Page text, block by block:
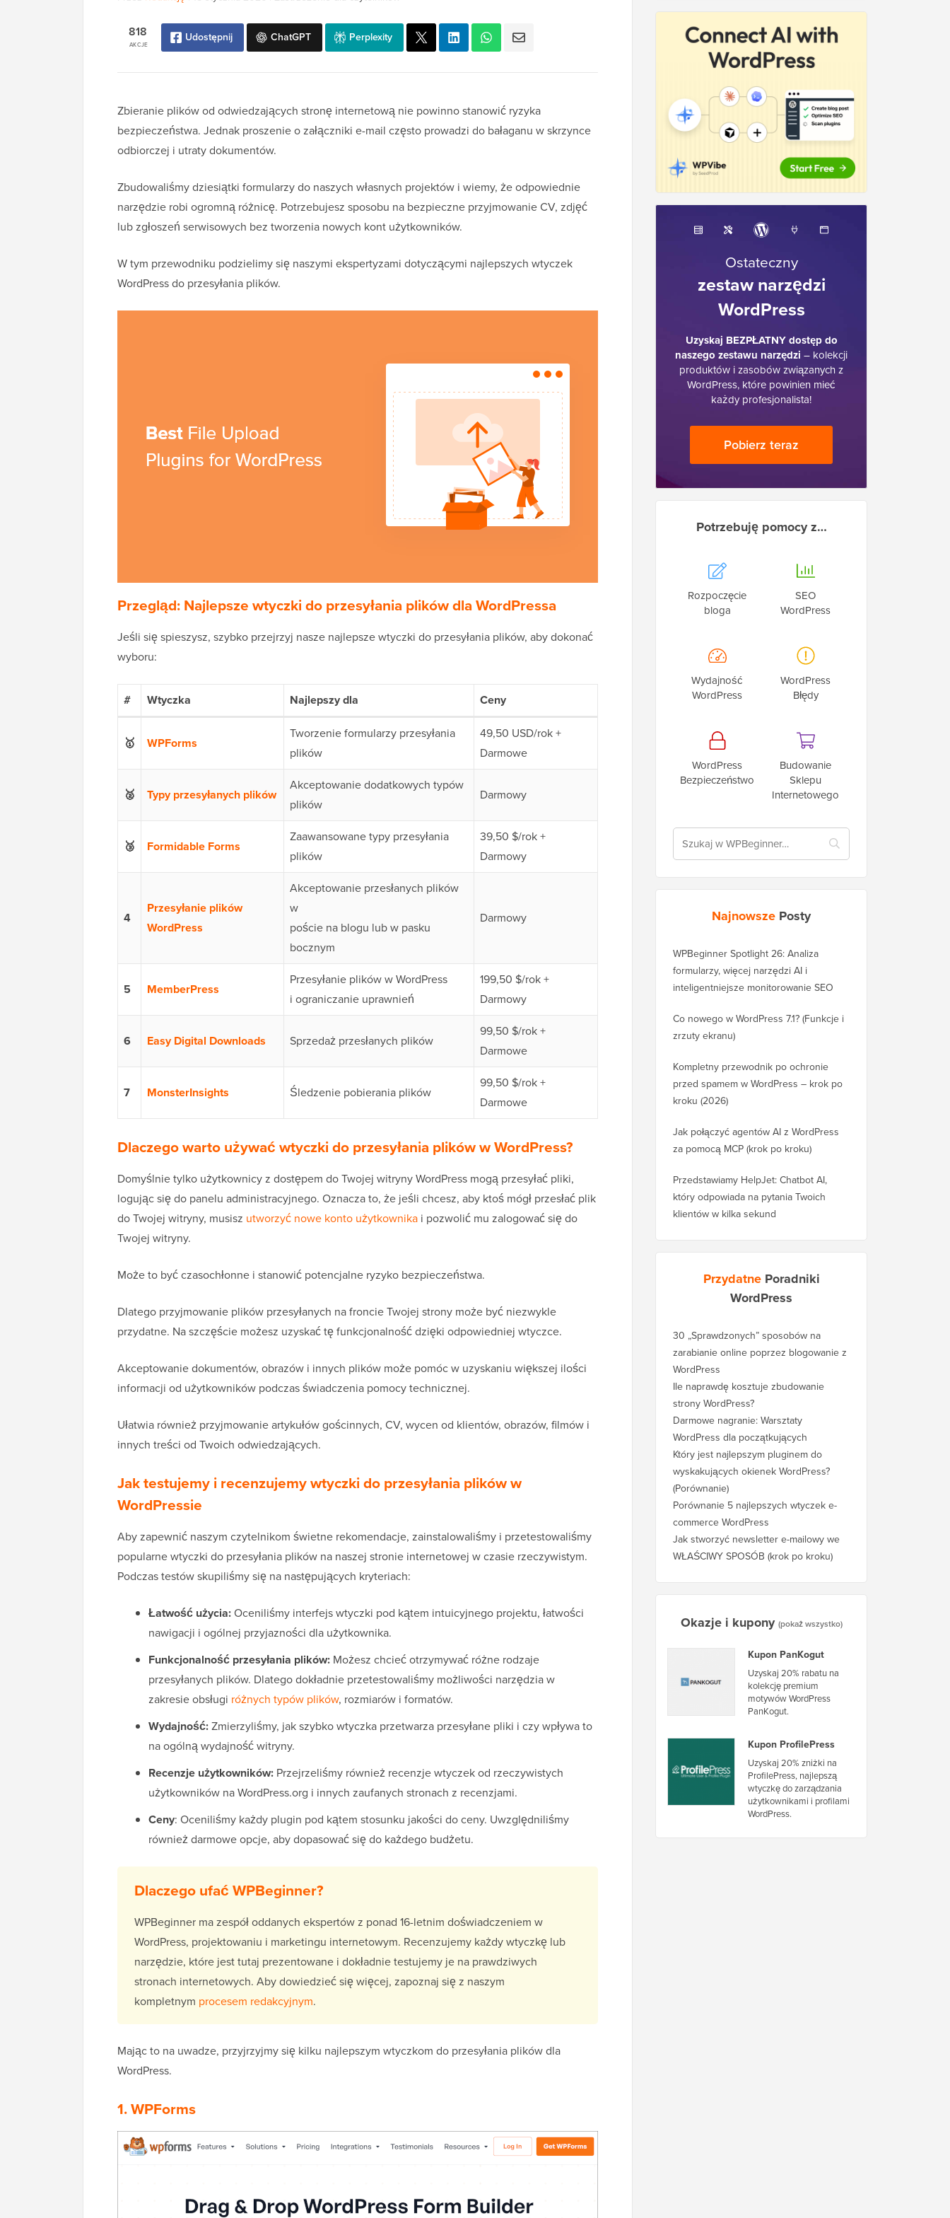
AKCJE
818 Udostępnij ChatGPT Perplexity
Zbieranie plików od odwiedzających stronę internetową nie powinno stanowić ryzyka
bezpieczeństwa. Jednak proszenie o załączniki e-mail często prowadzi do bałaganu w skrzynce
odbiorczej i utraty dokumentów.
Zbudowaliśmy dziesiątki formularzy do naszych własnych projektów i wiemy, że odpowiednie
narzędzie robi ogromną różnicę. Potrzebujesz sposobu na bezpieczne przyjmowanie CV, zdjęć
lub zgłoszeń serwisowych bez tworzenia nowych kont użytkowników.
W tym przewodniku podzielimy się naszymi ekspertyzami dotyczącymi najlepszych wtyczek
WordPress do przesyłania plików.
Przegląd: Najlepsze wtyczki do przesyłania plików dla WordPressa
Jeśli się spieszysz, szybko przejrzyj nasze najlepsze wtyczki do przesyłania plików, aby dokonać
wyboru:
# Wtyczka Najlepszy dla Ceny
🥇 WPForms
Tworzenie formularzy przesyłania
plików
49,50 USD/rok +
Darmowe
🥈 Typy przesyłanych plików
Akceptowanie dodatkowych typów
plików
Darmowy
🥉 Formidable Forms
Zaawansowane typy przesyłania
plików
39,50 $/rok +
Darmowy
4
Przesyłanie plików
WordPress
Akceptowanie przesłanych plików
w
poście na blogu lub w pasku
bocznym
Darmowy
5 MemberPress
Przesyłanie plików w WordPress
i ograniczanie uprawnień
199,50 $/rok +
Darmowy
6 Easy Digital Downloads Sprzedaż przesłanych plików
99,50 $/rok +
Darmowe
7 MonsterInsights Śledzenie pobierania plików
99,50 $/rok +
Darmowe
Dlaczego warto używać wtyczki do przesyłania plików w WordPress?
Domyślnie tylko użytkownicy z dostępem do Twojej witryny WordPress mogą przesyłać pliki,
logując się do panelu administracyjnego. Oznacza to, że jeśli chcesz, aby ktoś mógł przesłać plik
do Twojej witryny, musisz utworzyć nowe konto użytkownika i pozwolić mu zalogować się do
Twojej witryny.
Może to być czasochłonne i stanowić potencjalne ryzyko bezpieczeństwa.
Dlatego przyjmowanie plików przesyłanych na froncie Twojej strony może być niezwykle
przydatne. Na szczęście możesz uzyskać tę funkcjonalność dzięki odpowiedniej wtyczce.
Akceptowanie dokumentów, obrazów i innych plików może pomóc w uzyskaniu większej ilości
informacji od użytkowników podczas świadczenia pomocy technicznej.
Ułatwia również przyjmowanie artykułów gościnnych, CV, wycen od klientów, obrazów, filmów i
innych treści od Twoich odwiedzających.
Jak testujemy i recenzujemy wtyczki do przesyłania plików w
WordPressie
Aby zapewnić naszym czytelnikom świetne rekomendacje, zainstalowaliśmy i przetestowaliśmy
popularne wtyczki do przesyłania plików na naszej stronie internetowej w czasie rzeczywistym.
Podczas testów skupiliśmy się na następujących kryteriach:
Łatwość użycia:Oceniliśmy interfejs wtyczki pod kątem intuicyjnego projektu, łatwości
nawigacji i ogólnej przyjazności dla użytkownika.
Funkcjonalność przesyłania plików: Możesz chcieć otrzymywać różne rodzaje
przesyłanych plików. Dlatego dokładnie przetestowaliśmy możliwości narzędzia w
zakresie obsługi różnych typów plików, rozmiarów i formatów.
Wydajność:Zmierzyliśmy, jak szybko wtyczka przetwarza przesyłane pliki i czy wpływa to
na ogólną wydajność witryny.
Recenzje użytkowników: Przejrzeliśmy również recenzje wtyczek od rzeczywistych
użytkowników na WordPress.org i innych zaufanych stronach z recenzjami.
Ceny: Oceniliśmy każdy plugin pod kątem stosunku jakości do ceny. Uwzględniliśmy
również darmowe opcje, aby dopasować się do każdego budżetu.
Dlaczego ufać WPBeginner?
WPBeginner ma zespół oddanych ekspertów z ponad 16-letnim doświadczeniem w
WordPress, projektowaniu i marketingu internetowym. Recenzujemy każdy wtyczkę lub
narzędzie, które jest tutaj prezentowane i dokładnie testujemy je na prawdziwych
stronach internetowych. Aby dowiedzieć się więcej, zapoznaj się z naszym
kompletnym procesem redakcyjnym.
Mając to na uwadze, przyjrzyjmy się kilku najlepszym wtyczkom do przesyłania plików dla
WordPress.
1. WPForms
Ostateczny
zestaw narzędzi
WordPress
Uzyskaj BEZPŁATNY dostęp do
naszego zestawu narzędzi – kolekcji
produktów i zasobów związanych z
WordPress, które powinien mieć
każdy profesjonalista!
Pobierz teraz
Potrzebuję pomocy z…
Rozpoczęcie
bloga
SEO
WordPress
Wydajność
WordPress
WordPress
Błędy
WordPress
Bezpieczeństwo
Budowanie
Sklepu
Internetowego
Najnowsze Posty
WPBeginner Spotlight 26: Analiza
formularzy, więcej narzędzi AI i
inteligentniejsze monitorowanie SEO
Co nowego w WordPress 7.1? (Funkcje i
zrzuty ekranu)
Kompletny przewodnik po ochronie
przed spamem w WordPress – krok po
kroku (2026)
Jak połączyć agentów AI z WordPress
za pomocą MCP (krok po kroku)
Przedstawiamy HelpJet: Chatbot AI,
który odpowiada na pytania Twoich
klientów w kilka sekund
Przydatne Poradniki
WordPress
30 „Sprawdzonych” sposobów na
zarabianie online poprzez blogowanie z
WordPress
Ile naprawdę kosztuje zbudowanie
strony WordPress?
Darmowe nagranie: Warsztaty
WordPress dla początkujących
Który jest najlepszym pluginem do
wyskakujących okienek WordPress?
(Porównanie)
Porównanie 5 najlepszych wtyczek e-
commerce WordPress
Jak stworzyć newsletter e-mailowy we
WŁAŚCIWY SPOSÓB (krok po kroku)
Okazje i kupony (pokaż wszystko)
Kupon PanKogut
Uzyskaj 20% rabatu na
kolekcję premium
motywów WordPress
PanKogut.
Kupon ProfilePress
Uzyskaj 20% zniżki na
ProfilePress, najlepszą
wtyczkę do zarządzania
użytkownikami i profilami
WordPress.